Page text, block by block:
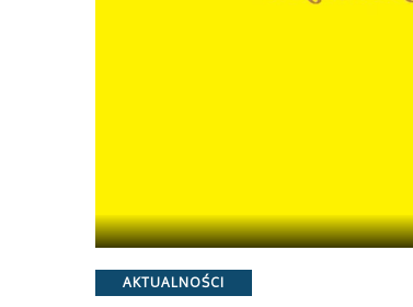
Categories
AKTUALNOŚCI